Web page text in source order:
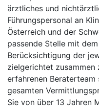
ärztliches und
Führungspersonal an
Österreich und der
passende Stelle mit
Berücksichtigung der
zielgerichtet zusammen
erfahrenen Beraterteam
gesamten
Sie von über 13 Jahren